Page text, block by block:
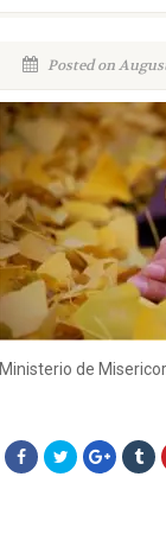
Posted on
Ministerio de